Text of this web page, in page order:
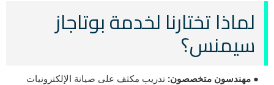
لماذا تختارنا لخدمة بوتاجاز
سيمنس؟
● مهندسون متخصصون: تدريب مكثف على صيانة الإلكترونيات